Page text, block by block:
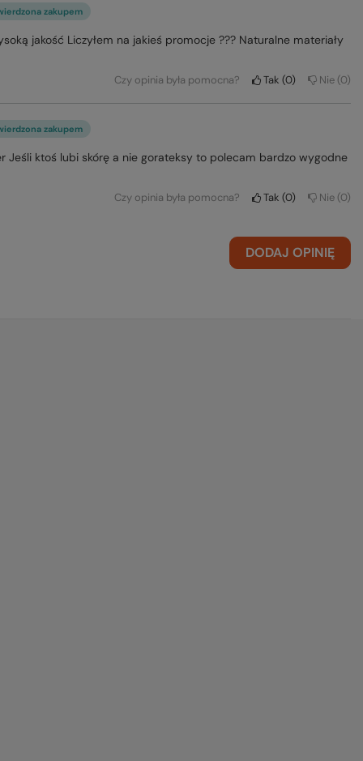
zakupem
jakość Liczyłem na jakieś promocje ??? Naturalne materiały
Czy opinia była pomocna? Tak 0 Nie 0
zakupem
Jeśli ktoś lubi skórę a nie gorateksy to polecam bardzo wygodne
Czy opinia była pomocna? Tak 0 Nie 0
DODAJ OPINIĘ